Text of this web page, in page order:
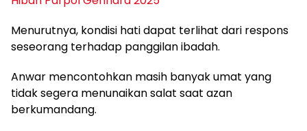
Menurutnya, kondisi hati dapat terlihat dari respons
seseorang terhadap panggilan ibadah.
Anwar mencontohkan masih banyak umat yang
tidak segera menunaikan salat saat azan
berkumandang.